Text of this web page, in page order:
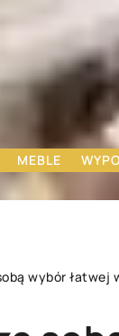
MEBLE
wybór łatwej